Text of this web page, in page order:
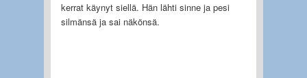
kerrat käynyt siellä. Hän lähti sinne ja pesi
silmänsä ja sai näkönsä.